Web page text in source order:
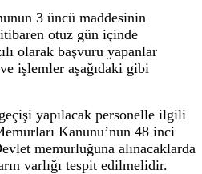
3 üncü maddesinin
otuz gün içinde
olarak başvuru yapanlar
işlemler aşağıdaki gibi
yapılacak personelle ilgili
Kanunu’nun 48 inci
memurluğuna alınacaklarda
varlığı tespit edilmelidir.